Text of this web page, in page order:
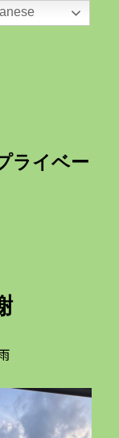
ライベー